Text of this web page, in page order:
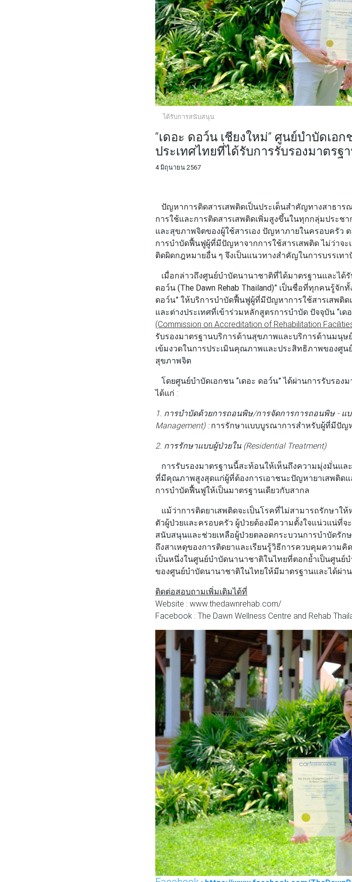
ได้รับการสนับสนุน
“เดอะ ดอว์น เชียงใหม่” ศูนย์บำบัดเ
ประเทศไทยที่ได้รับการรับรองมาตรฐ
4 มิถุนายน 2567
ปัญหาการติดสารเสพติดเป็นประเด็นสำคัญทางสาธา
การใช้และการติดสารเสพติดเพิ่มสูงขึ้นในทุกกลุ่มประช
และสุขภาพจิตของผู้ใช้สารเอง ปัญหาภายในครอบครัว
การบำบัดฟื้นฟูผู้ที่มีปัญหาจากการใช้สารเสพติด ไม่ว่าจ
ติดผิดกฎหมายอื่น ๆ จึงเป็นแนวทางสำคัญในการบรรเท
เมื่อกล่าวถึงศูนย์บำบัดนานาชาติที่ได้มาตรฐานและได้
ดอว์น (The Dawn Rehab Thailand)” เป็นชื่อที่ทุกคนรู้จักทั้
ดอว์น” ให้บริการบำบัดฟื้นฟูผู้ที่มีปัญหาการใช้สารเสพติ
และต่างประเทศที่เข้าร่วมหลักสูตรการบำบัด ปัจจุบัน “เด
(Commission on Accreditation of Rehabilitation
รับรองมาตรฐานบริการด้านสุขภาพและบริการด้านมนุ
เข้มงวดในการประเมินคุณภาพและประสิทธิภาพของศู
สุขภาพจิต
โดยศูนย์บำบัดเอกชน “เดอะ ดอว์น”ได้ผ่านการรับรอง
ได้แก่ :
1. การบำบัดด้วยการถอนพิษ/การจัดการการถอนพิษ - แ
Management) : การรักษาแบบบูรณาการสำหรับผู้ที่มีปัญ
2. การรักษาแบบผู้ป่วยใน (Residential Treatment)
การรับรองมาตรฐานนี้สะท้อนให้เห็นถึงความมุ่งมั่นแล
ที่มีคุณภาพสูงสุดแก่ผู้ที่ต้องการเอาชนะปัญหายาเสพติด
การบำบัดฟื้นฟูให้เป็นมาตรฐานเดียวกับสากล
แม้ว่าการติดยาเสพติดจะเป็นโรคที่ไม่สามารถรักษาใ
ตัวผู้ป่วยและครอบครัว ผู้ป่วยต้องมีความตั้งใจแน่วแน่ที่
สนับสนุนและช่วยเหลือผู้ป่วยตลอดกระบวนการบำบัดรัก
ถึงสาเหตุของการติดยาและเรียนรู้วิธีการควบคุมความ
เป็นหนึ่งในศูนย์บำบัดนานาชาติในไทยที่ตอกย้ำเป็นศูน
ของศูนย์บำบัดนานาชาติในไทยให้มีมาตรฐานและได้ผ่า
ติดต่อสอบถามเพิ่มเติมได้ที่
Website : www.thedawnrehab.com/
Facebook : The Dawn Wellness Centre and Rehab